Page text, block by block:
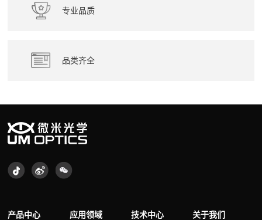
专业品质
品类齐全
产品中心
应用领域
技术中心
关于我们